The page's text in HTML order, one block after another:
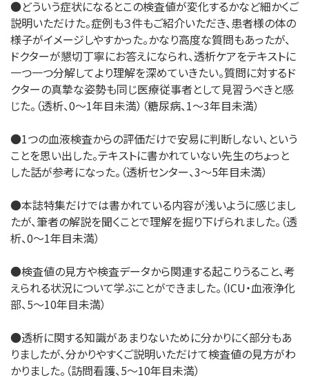
●どういう症状になるとこの検査値が変化するかなど細かくご
説明いただけた。症例も３件もご紹介いただき、患者様の体の
様子がイメージしやすかった。かなり高度な質問もあったが、
ドクターが懇切丁寧にお答えになられ、透析ケアをテキストに
一つ一つ分解してより理解を深めていきたい。質問に対するド
クターの真摯な姿勢も同じ医療従事者として見習うべきと感
じた。（透析、0～1年目未満）（糖尿病、1～3年目未満）
●1つの血液検査からの評価だけで安易に判断しない、という
ことを思い出した。テキストに書かれていない先生のちょっと
した話が参考になった。（透析センター、3～5年目未満）
●本誌特集だけでは書かれている内容が浅いように感じまし
たが、筆者の解説を聞くことで理解を掘り下げられました。（透
析、0～1年目未満）
●検査値の見方や検査データから関連する起こりうること、考
えられる状況について学ぶことができました。（ICU・血液浄化
部、5～10年目未満）
●透析に関する知識があまりないために分かりにく部分もあ
りましたが、分かりやすくご説明いただけて検査値の見方がわ
かりました。（訪問看護、5～10年目未満）